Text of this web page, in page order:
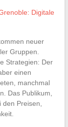
Digitale
neuer
Gruppen.
Strategien: Der
einen
manchmal
Das Publikum,
Preisen,